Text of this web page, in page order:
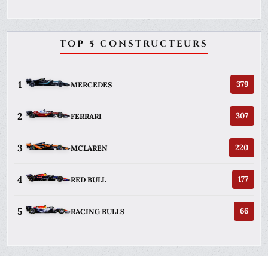
TOP 5 CONSTRUCTEURS
1 MERCEDES 379
2 FERRARI 307
3 MCLAREN 220
4 RED BULL 177
5 RACING BULLS 66